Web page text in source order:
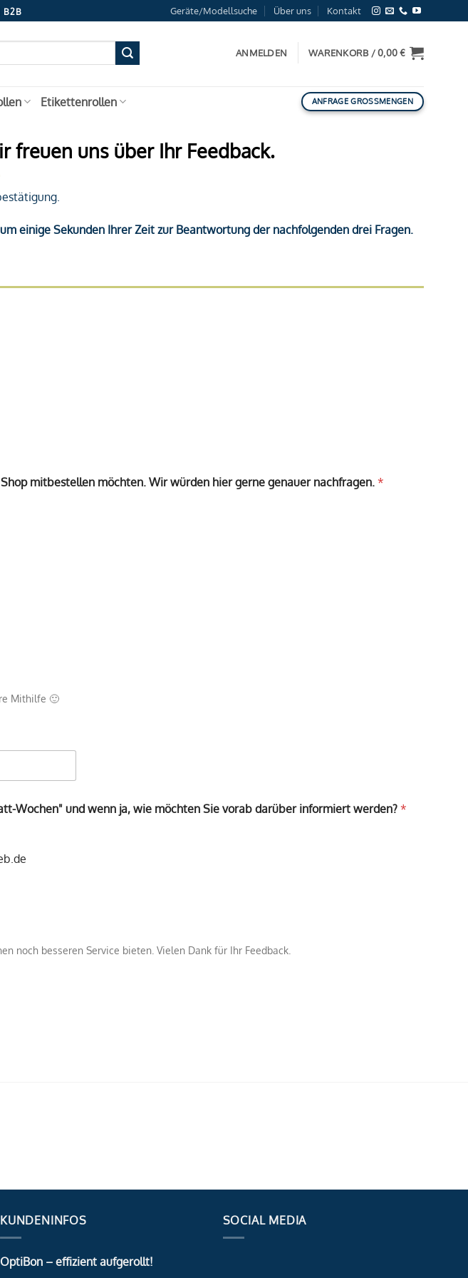
B2B Geräte/Modellsuche Über uns Kontakt
ANMELDEN WARENKORB /0,00€
Etikettenrollen ANFRAGE GROSSMENGEN
freuen uns über Ihr Feedback.
einige Sekunden Ihrer Zeit zur Beantwortung der nachfolgenden drei Fragen.
mitbestellen möchten. Wir würden hier gerne genauer nachfragen. *
Mithilfe 🙂
Wochen" und wenn ja, wie möchten Sie vorab darüber informiert werden? *
noch besseren Service bieten. Vielen Dank für Ihr Feedback.
KUNDENINFOS
OptiBon – effizient aufgerollt!
SOCIAL MEDIA